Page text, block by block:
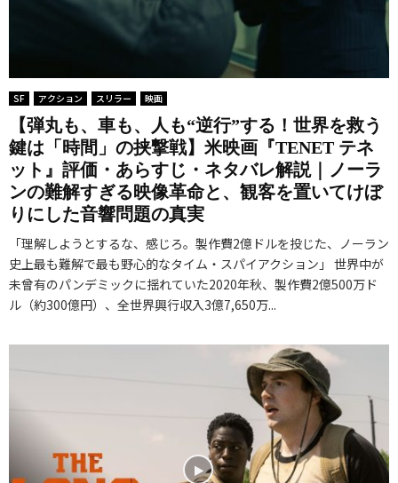
SF アクション スリラー 映画
【弾丸も、車も、人も“逆行”する！世界を救う
鍵は「時間」の挟撃戦】米映画『TENET テネ
ット』評価・あらすじ・ネタバレ解説｜ノーラ
ンの難解すぎる映像革命と、観客を置いてけぼ
りにした音響問題の真実
「理解しようとするな、感じろ。製作費2億ドルを投じた、ノーラン
史上最も難解で最も野心的なタイム・スパイアクション」 世界中が
未曾有のパンデミックに揺れていた2020年秋、製作費2億500万ド
ル（約300億円）、全世界興行収入3億7,650万...